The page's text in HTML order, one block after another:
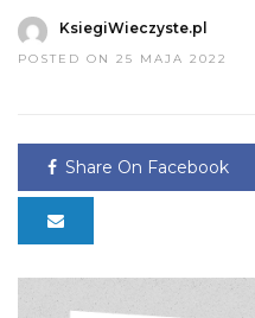
KsiegiWieczyste.pl
POSTED ON 25 MAJA 2022
Share On Facebook